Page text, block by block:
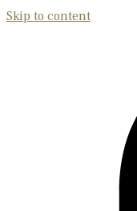
Skip to content